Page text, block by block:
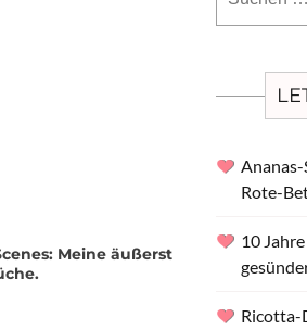
Meine äußerst
Rote-
10
Ricotta-